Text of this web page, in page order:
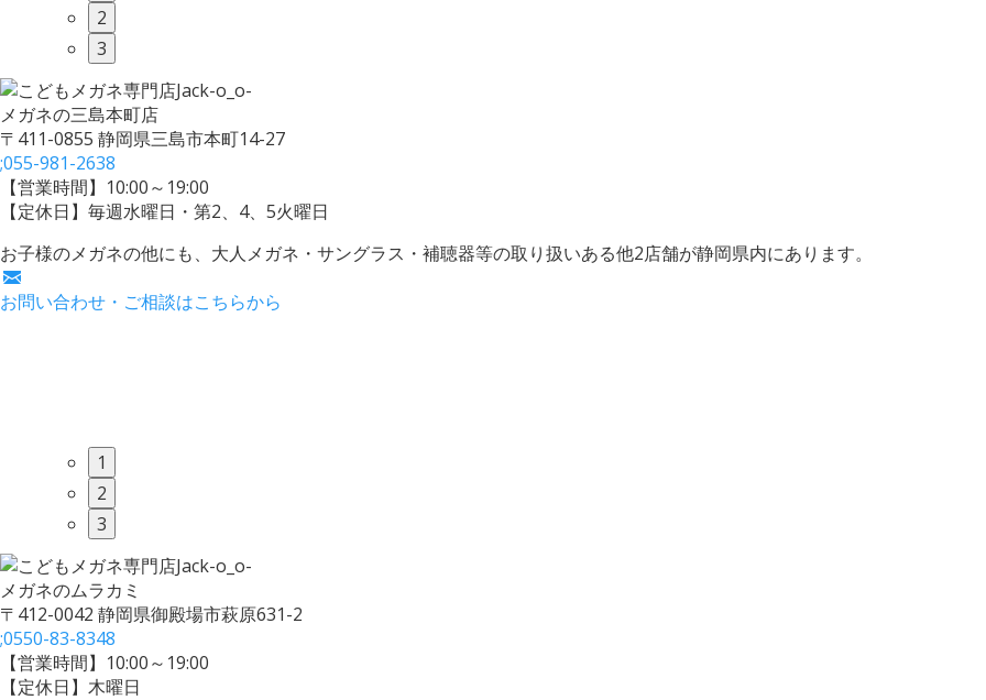
2
3
メガネの三島本町店
〒411-0855 静岡県三島市本町14-27
;055-981-2638
【営業時間】10:00～19:00
【定休日】毎週水曜日・第2、4、5火曜日
お子様のメガネの他にも、大人メガネ・サングラス・補聴器等の取り扱いある他2店舗が静岡県内にあります。
お問い合わせ・ご相談はこちらから
1
2
3
メガネのムラカミ
〒412-0042 静岡県御殿場市萩原631-2
;0550-83-8348
【営業時間】10:00～19:00
【定休日】木曜日